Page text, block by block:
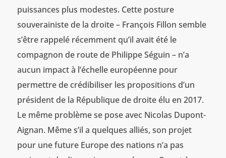
puissances plus modestes. Cette posture
souverainiste de la droite – François Fillon semble
s’être rappelé récemment qu’il avait été le
compagnon de route de Philippe Séguin – n’a
aucun impact à l’échelle européenne pour
permettre de crédibiliser les propositions d’un
président de la République de droite élu en 2017.
Le même problème se pose avec Nicolas Dupont-
Aignan. Même s’il a quelques alliés, son projet
pour une future Europe des nations n’a pas